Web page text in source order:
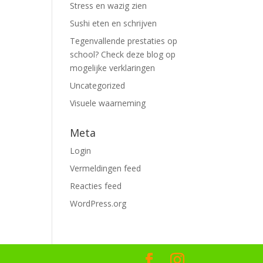
Stress en wazig zien
Sushi eten en schrijven
Tegenvallende prestaties op
school? Check deze blog op
mogelijke verklaringen
Uncategorized
Visuele waarneming
Meta
Login
Vermeldingen feed
Reacties feed
WordPress.org